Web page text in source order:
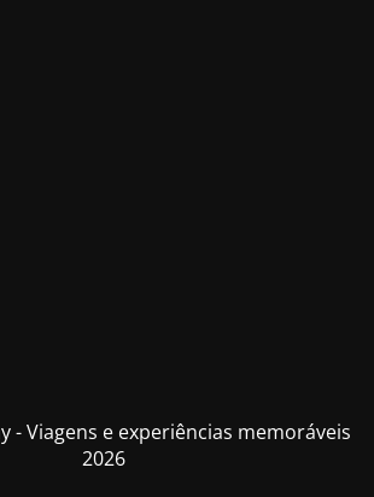
- Viagens e experiências memoráveis
2026